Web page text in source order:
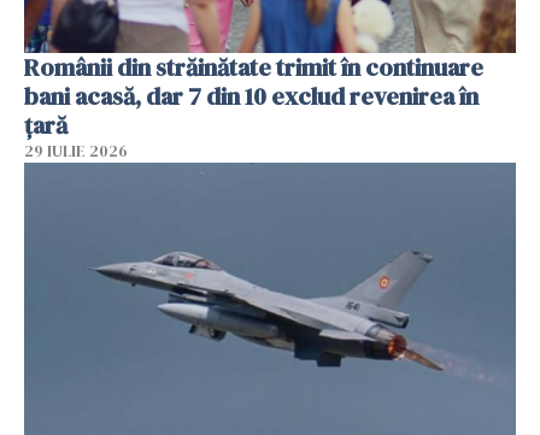
Românii din străinătate trimit în continuare
bani acasă, dar 7 din 10 exclud revenirea în
țară
29 IULIE 2026